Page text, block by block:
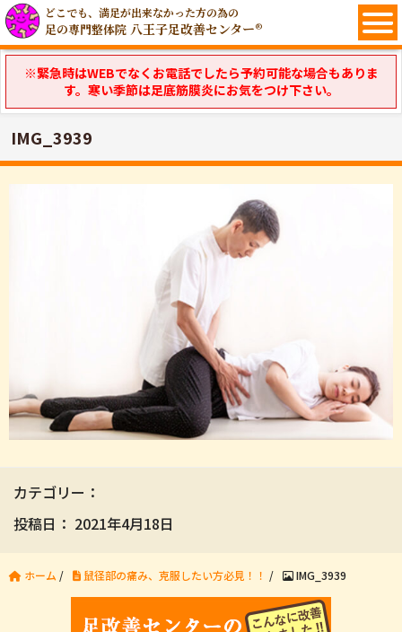
どこでも、満足が出来なかった方の為の
足の専門整体院 八王子足改善センター®
※緊急時はWEBでなくお電話でしたら予約可能な場合もありま
す。寒い季節は足底筋膜炎にお気をつけ下さい。
IMG_3939
カテゴリー：
投稿日： 2021年4月18日
ホーム / 鼠径部の痛み、克服したい方必見！！ / IMG_3939